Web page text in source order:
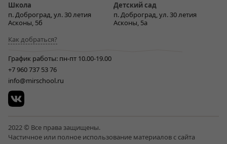
Школа
п. Доброград, ул. 30 летия
Асконы, 5б
Детский сад
п. Доброград, ул. 30 летия
Асконы, 5а
Как добраться?
График работы: пн-пт 10.00-19.00
+7 960 737 53 76
info@mirschool.ru
2022 © Все права защищены.
Частичное или полное использование материалов с сайта